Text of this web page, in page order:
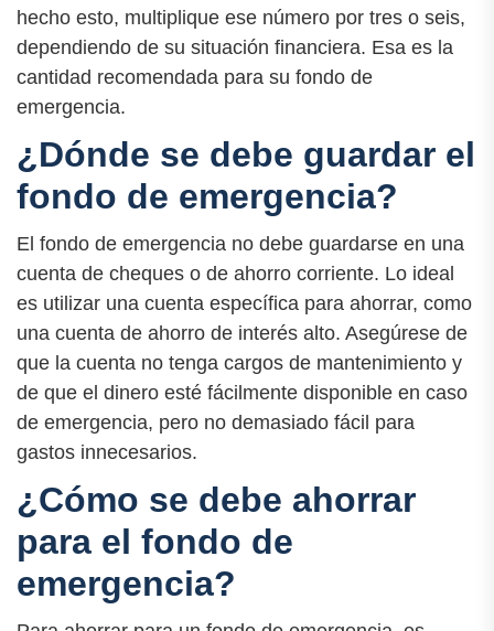
hecho esto, multiplique ese número por tres o seis,
dependiendo de su situación financiera. Esa es la
cantidad recomendada para su fondo de
emergencia.
¿Dónde se debe guardar el
fondo de emergencia?
El fondo de emergencia no debe guardarse en una
cuenta de cheques o de ahorro corriente. Lo ideal
es utilizar una cuenta específica para ahorrar, como
una cuenta de ahorro de interés alto. Asegúrese de
que la cuenta no tenga cargos de mantenimiento y
de que el dinero esté fácilmente disponible en caso
de emergencia, pero no demasiado fácil para
gastos innecesarios.
¿Cómo se debe ahorrar
para el fondo de
emergencia?